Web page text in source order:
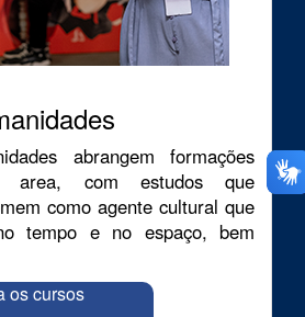
abrangem formações
area, com estudos que
como agente cultural que
tempo e no espaço, bem
os cursos